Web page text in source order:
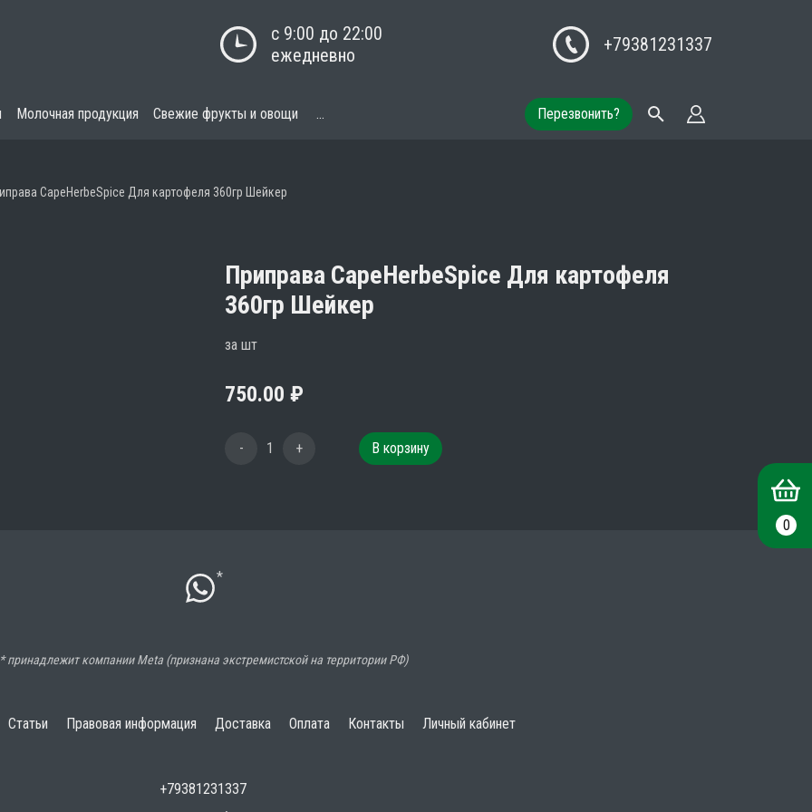
с 9:00 до 22:00
ежедневно
+79381231337
Молочная продукция Свежие фрукты и овощи ... Перезвонить?
CapeHerbeSpice Для картофеля 360гр Шейкер
Приправа CapeHerbeSpice Для картофеля
360гр Шейкер
за шт
750.00 ₽
- 1 + В корзину
*
* принадлежит компании Meta (признана экстремистской на территории РФ)
Статьи Правовая информация Доставка Оплата Контакты Личный кабинет
+79381231337
0